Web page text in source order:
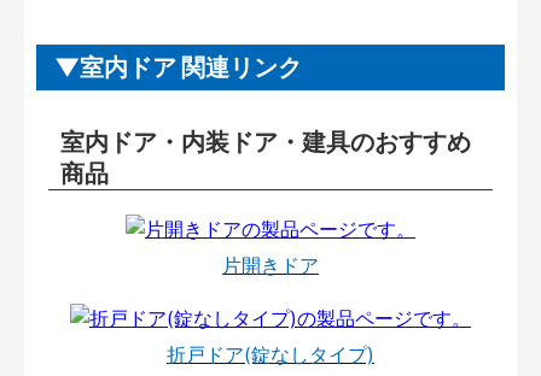
室内ドア 関連リンク
室内ドア・内装ドア・建具のおすすめ
商品
片開きドア
折戸ドア(錠なしタイプ)